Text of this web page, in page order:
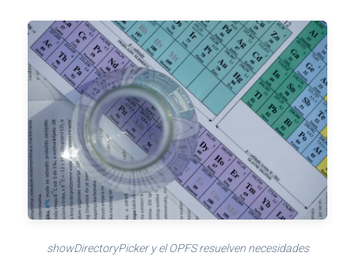
showDirectoryPicker y el OPFS resuelven necesidades